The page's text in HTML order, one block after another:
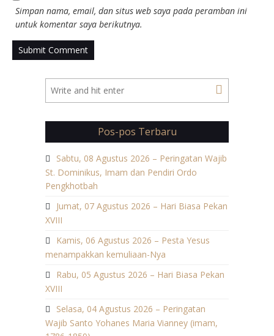
Simpan nama, email, dan situs web saya pada peramban ini
untuk komentar saya berikutnya.
Pos-pos Terbaru
Sabtu, 08 Agustus 2026 – Peringatan Wajib
St. Dominikus, Imam dan Pendiri Ordo
Pengkhotbah
Jumat, 07 Agustus 2026 – Hari Biasa Pekan
XVIII
Kamis, 06 Agustus 2026 – Pesta Yesus
menampakkan kemuliaan-Nya
Rabu, 05 Agustus 2026 – Hari Biasa Pekan
XVIII
Selasa, 04 Agustus 2026 – Peringatan
Wajib Santo Yohanes Maria Vianney (imam,